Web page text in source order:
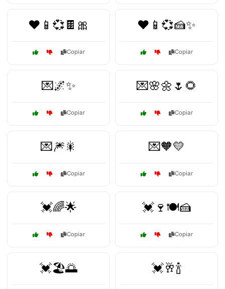
❤️📱💞🍫🎀
Copiar
❤️📱💞🍰✨
Copiar
💌🌌✨
Copiar
💌🌸🌼🌷🌻
Copiar
💌🎆🎇
Copiar
💌🧡💛
Copiar
💓🌈🌟
Copiar
💓🍷🍽️🍰
Copiar
💓🏖️🌅 💓🥂🍾